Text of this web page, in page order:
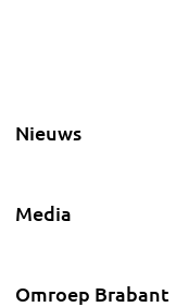
Nieuws
Media
Omroep Brabant